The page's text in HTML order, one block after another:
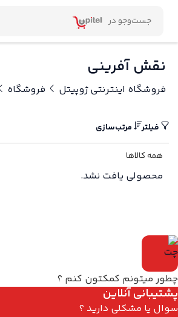
نقش آفرینی
فروشگاه اینترنتی ژوپیتل فروشگاه
فیلتر مرتب‌سازی
همه کالاها
محصولی یافت نشد.
چطور میتونم کمکتون کنم ؟
پشتیبانی آنلاین
سوال یا مشکلی دارید ؟